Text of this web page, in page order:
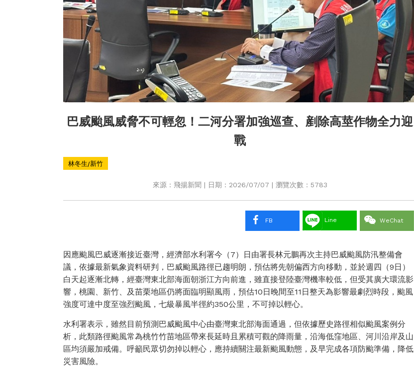
巴威颱風威脅不可輕忽！二河分署加強巡查、剷除高莖作物全力迎
戰
林冬生/新竹
來源：飛揚新聞 | 日期：2026/07/07 | 瀏覽次數：5783
FB Line WeChat
因應颱風巴威逐漸接近臺灣，經濟部水利署今（7）日由署長林元鵬再次主持巴威颱風防汛整備會
議，依據最新氣象資料研判，巴威颱風路徑已趨明朗，預估將先朝偏西方向移動，並於週四（9日）
白天起逐漸北轉，經臺灣東北部海面朝浙江方向前進，雖直接登陸臺灣機率較低，但受其廣大環流影
響，桃園、新竹、及苗栗地區仍將面臨明顯風雨，預估10日晚間至11日整天為影響最劇烈時段，颱風
強度可達中度至強烈颱風，七級暴風半徑約350公里，不可掉以輕心。
水利署表示，雖然目前預測巴威颱風中心由臺灣東北部海面通過，但依據歷史路徑相似颱風案例分
析，此類路徑颱風常為桃竹竹苗地區帶來長延時且累積可觀的降雨量，沿海低窪地區、河川沿岸及山
區均須嚴加戒備。呼籲民眾切勿掉以輕心，應持續關注最新颱風動態，及早完成各項防颱準備，降低
災害風險。